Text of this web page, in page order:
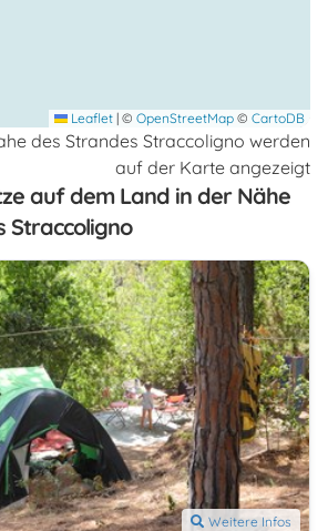
Leaflet | © OpenStreetMap © CartoDB
des Strandes Straccoligno werden
auf der Karte angezeigt
auf dem Land in der Nähe
Straccoligno
Weitere Infos